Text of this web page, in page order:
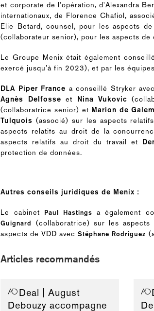
et corporate de l'opération, d'Alexandra
internationaux, de Florence Chafiol,
Elie Betard, counsel, pour les aspects
(collaborateur senior), pour les aspects de
Le Groupe Menix était également
exercé jusqu’à fin 2023), et par les
DLA Piper France a conseillé Stryker
Agnès Delfosse et Nina Vukovic
(collaboratrice senior) et Marion de
Tulquois (associé) sur les aspects
aspects relatifs au droit de la
aspects relatifs au droit du travail et
protection de données.
Autres conseils juridiques de Menix :
Le cabinet Paul Hastingsa également
Guignard
(collaboratrice) sur les aspects
aspects de VDD avecStéphane Rodriguez
Articles recommandés
Deal | August
Debouzy accompagne